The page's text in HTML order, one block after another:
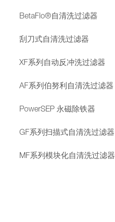
BetaFlo®自清洗过滤器
刮刀式自清洗过滤器
XF系列自动反冲洗过滤器
AF系列伯努利自清洗过滤器
PowerSEP 永磁除铁器
GF系列扫描式自清洗过滤器
MF系列模块化自清洗过滤器